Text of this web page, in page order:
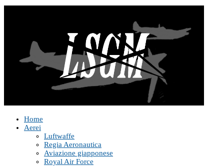
Home
Aerei
Luftwaffe
Regia Aeronautica
Aviazione giapponese
Royal Air Force